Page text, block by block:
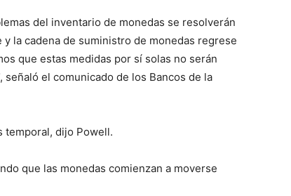
del inventario de monedas se resolverán
la cadena de suministro de monedas regrese
que estas medidas por sí solas no serán
el comunicado de los Bancos de la
temporal, dijo Powell.
que las monedas comienzan a moverse